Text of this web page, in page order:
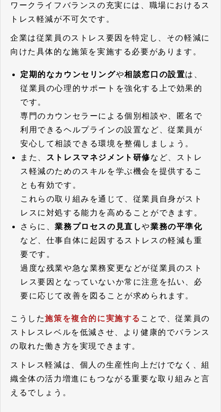
ワークライフバランスの充実には、職場におけるス
トレス軽減が不可欠です。
企業は従業員のストレス要因を特定し、その軽減に
向けた具体的な施策を実施する必要があります。
定期的なカウンセリングや相談窓口の設置は、
従業員の心理的サポートを強化する上で効果的
です。
専門のカウンセラーによる個別相談や、匿名で
利用できるヘルプラインの設置など、従業員が
安心して相談できる環境を整備しましょう。
また、
ストレスマネジメント研修など、ストレ
ス軽減のためのスキルを学ぶ機会を提供するこ
とも有効です。
これらの取り組みを通じて、従業員自身がスト
レスに対処する能力を高めることができます。
さらに、業務プロセスの見直しや業務の平準化
など、仕事自体に起因するストレスの軽減も重
要です。
過度な残業や急な業務変更などが従業員のスト
レス要因となっていないか常に注意を払い、必
要に応じて改善を図ることが求められます。
こうした施策を複合的に実施する ことで、従業員の
ストレスレベルを低減させ、より健康的でバランス
の取れた働き方を実現できます。
ストレス軽減は、個人の生産性向上だけでなく、組
織全体の活力増進にもつながる重要な取り組みと言
えるでしょう。